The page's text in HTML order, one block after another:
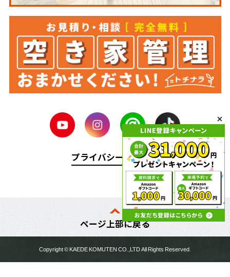
プライバシーポリシー
ページ上部に戻る
Copyright ©KAEDE KOMUTENCO.,LTD All Rights Reserved.